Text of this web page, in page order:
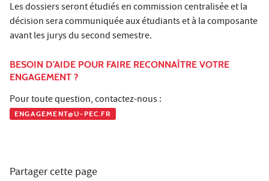
Les dossiers seront étudiés en commission centralisée et la
décision sera communiquée aux étudiants et à la composante
avant les jurys du second semestre.
BESOIN D'AIDE POUR FAIRE RECONNAÎTRE VOTRE
ENGAGEMENT ?
Pour toute question, contactez-nous :
ENGAGEMENT@U-PEC.FR
Partager cette page